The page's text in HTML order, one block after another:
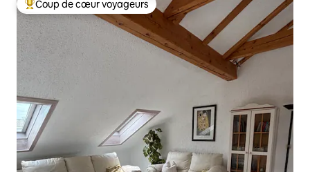
Coups de cœur voyageurs les plus appréciés
Coup de cœur voyageurs